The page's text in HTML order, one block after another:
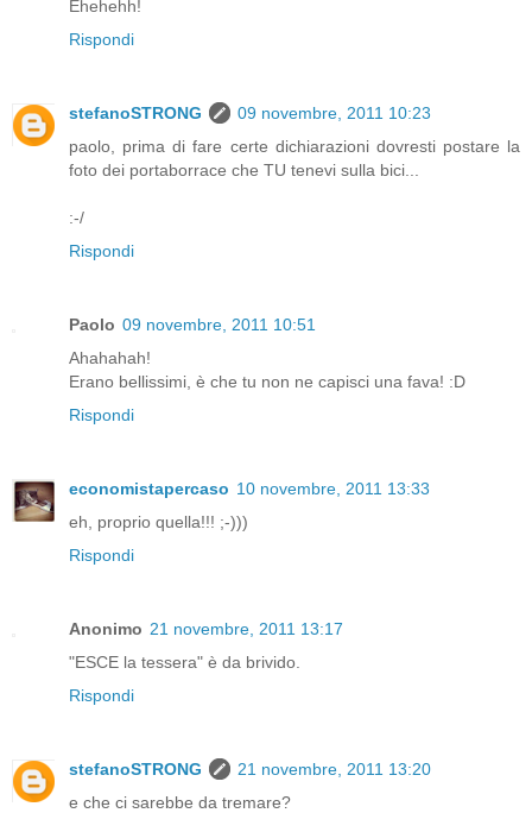
Ehehehh!
Rispondi
stefanoSTRONG
09 novembre, 2011 10:23
paolo, prima di fare certe dichiarazioni dovresti postare la
foto dei portaborrace che TU tenevi sulla bici...
:-/
Rispondi
Paolo 09 novembre, 2011 10:51
Ahahahah!
Erano bellissimi, è che tu non ne capisci una fava! :D
Rispondi
economistapercaso 10 novembre, 2011 13:33
eh, proprio quella!!! ;-)))
Rispondi
Anonimo 21 novembre, 2011 13:17
"ESCE la tessera" è da brivido.
Rispondi
stefanoSTRONG
21 novembre, 2011 13:20
e che ci sarebbe da tremare?